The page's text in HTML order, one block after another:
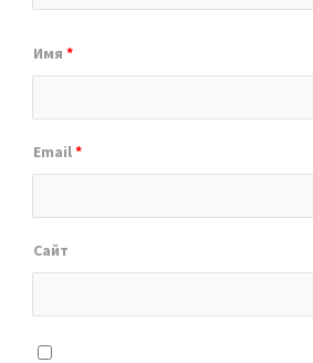
Имя *
Email*
Сайт